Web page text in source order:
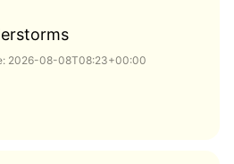
2026-08-08T08:23+00:00